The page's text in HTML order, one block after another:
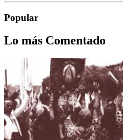
Popular
Lo más Comentado